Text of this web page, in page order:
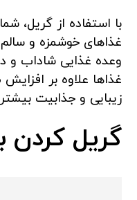
با استفاده از گریل،
غذاهای خوشمزه و
وعده غذایی شاداب و
غذاها علاوه بر
زیبایی و جذابیت
گریل کردن